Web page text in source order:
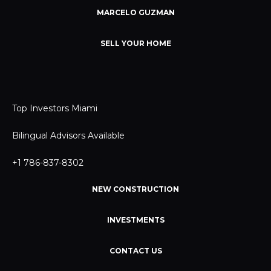
MARCELO GUZMAN
SELL YOUR HOME
Top Investors Miami
Bilingual Advisors Available
+1 786-837-8302
NEW CONSTRUCTION
INVESTMENTS
CONTACT US